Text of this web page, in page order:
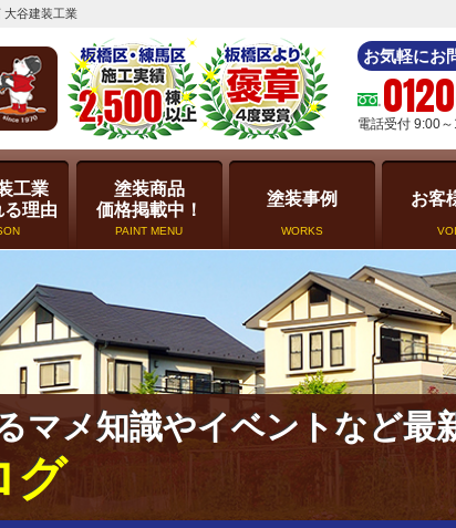
大谷建装工業
お気軽にお
電話受付 9:00
工業
理由
塗装商品
価格掲載中！
PAINT MENU
塗装事例
WORKS
お客
マメ知識やイベントなど最
グ